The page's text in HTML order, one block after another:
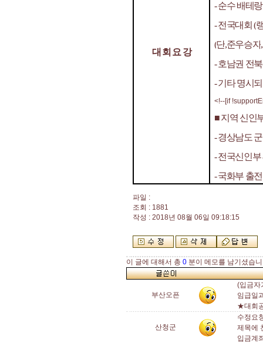
대 회 요 강
-순수 배테
-전국대회(
(단,준우승자
-호남권 전북
-기타 명시
<!--[if
■지역 신인
-경상남도
-전국신인부
-국화부 출
파일 :
조회 : 1881
작성 : 2018년 08월 06일 09:18:15
이 글에 대해서 총 0 분이 메모를 남기셨습
부산오픈
(입금자
임급일
★대회
산청군
수정요
제목에
입금계